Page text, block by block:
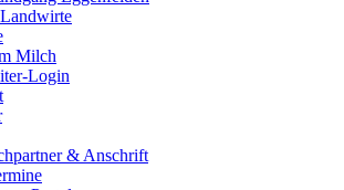
Milch
Login
& Anschrift